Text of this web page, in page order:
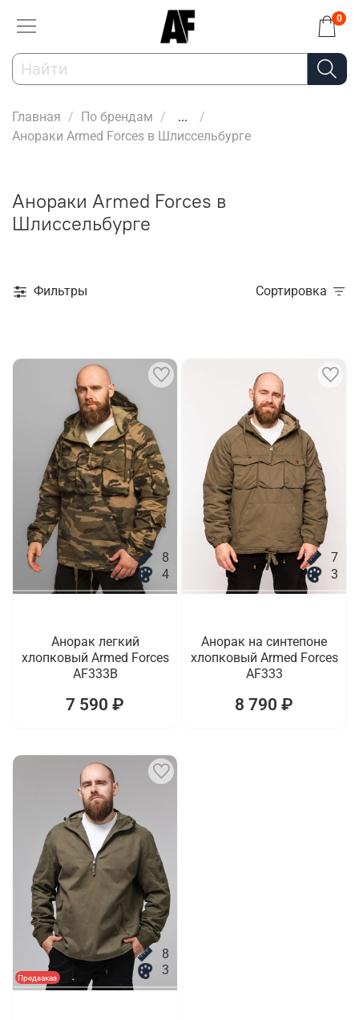
0
Главная По брендам
...
Анораки Armed Forces в Шлиссельбурге
Анораки Armed Forces в
Шлиссельбурге
Фильтры Сортировка
8
4
Анорак легкий
хлопковый Armed Forces
AF333B
7 590 ₽
7
3
Анорак на синтепоне
хлопковый Armed Forces
AF333
8 790 ₽
Предзаказ
8
3